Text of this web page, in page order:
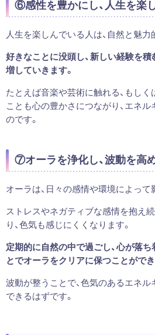
⑥感性を豊かにし、人生を楽
人生を楽しんでいる人は、自然と魅力
好きなことに没頭し、新しい経験を
増していきます。
たとえば音楽や芸術に触れる、もしく
ことも心の豊かさにつながり、エネ
のです。
⑦オーラを浄化し、波動を高
オーラは、日々の感情や環境によって
ストレスやネガティブな感情を抱え
り、色気も感じにくくなります。
定期的に自然の中で過ごし、心が落
とでオーラをクリアに保つことがで
波動が整うことで、色気のあるエネ
できるはずです。